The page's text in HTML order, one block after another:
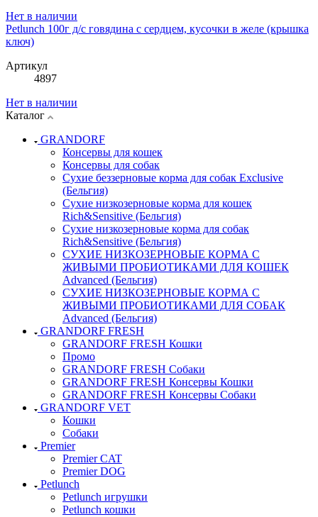
Нет в наличии
Petlunch 100г д/с говядина с сердцем, кусочки в желе (крышка
ключ)
Артикул
4897
Нет в наличии
Каталог
GRANDORF
Консервы для кошек
Консервы для собак
Сухие беззерновые корма для собак Exclusive
(Бельгия)
Сухие низкозерновые корма для кошек
Rich&Sensitive (Бельгия)
Сухие низкозерновые корма для собак
Rich&Sensitive (Бельгия)
СУХИЕ НИЗКОЗЕРНОВЫЕ КОРМА С
ЖИВЫМИ ПРОБИОТИКАМИ ДЛЯ КОШЕК
Advanced (Бельгия)
СУХИЕ НИЗКОЗЕРНОВЫЕ КОРМА С
ЖИВЫМИ ПРОБИОТИКАМИ ДЛЯ СОБАК
Advanced (Бельгия)
GRANDORF FRESH
GRANDORF FRESH Кошки
Промо
GRANDORF FRESH Собаки
GRANDORF FRESH Консервы Кошки
GRANDORF FRESH Консервы Собаки
GRANDORF VET
Кошки
Собаки
Premier
Premier CAT
Premier DOG
Petlunch
Petlunch игрушки
Petlunch кошки